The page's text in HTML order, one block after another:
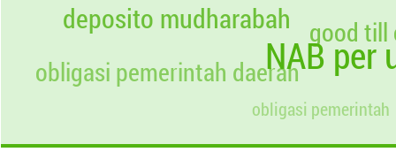
NAB per
deposito mudharabah
obligasi pemerintah
obligasi pemerintah daerah
good till